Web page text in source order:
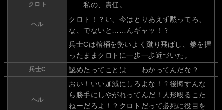
クロト ……私の、責任。
ヘル
クロト！？い、今はとりあえず黙ってろ、
な、でないと……んギャッ！？
兵士Cは棺桶を勢いよく蹴り飛ばし、拳を握
ったままクロトに一歩一歩近づいた。
兵士C 認めたってことは……わかってんだな？
ヘル
おい！いい加減にしろよな！？後悔すんな
ら勝手にしやがれってんだ！人形殴るこた
ねーだろよ！？クロトだって必死に役目を